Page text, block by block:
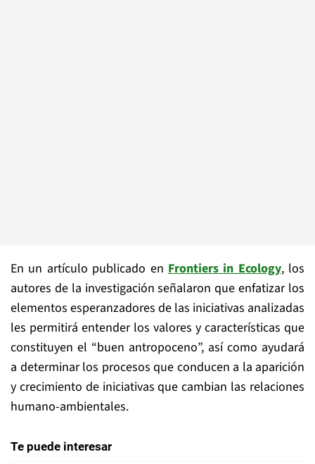
En un artículo publicado enFrontiers in Ecology, los
autores de la investigación señalaron que enfatizar los
elementos esperanzadores de las iniciativas analizadas
les permitirá entender los valores y características que
constituyen el “buen antropoceno”, así como ayudará
a determinar los procesos que conducen a la aparición
y crecimiento de iniciativas que cambian las relaciones
humano-ambientales.
Te puede interesar